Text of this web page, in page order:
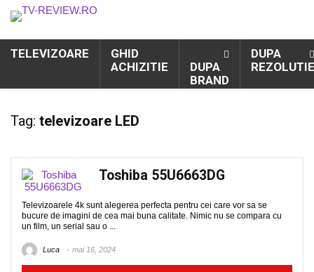
TELEVIZOARE
GHID
ACHIZITIE
DUPA
BRAND
DUPA
REZOLUTIE
Tag: televizoare LED
Toshiba 55U6663DG
Televizoarele 4k sunt alegerea perfecta pentru cei care vor sa se
bucure de imagini de cea mai buna calitate. Nimic nu se compara cu
un film, un serial sau o ...
Luca mai 16, 2024